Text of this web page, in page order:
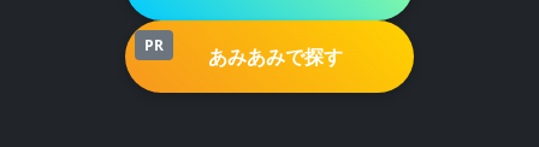
PR あみあみで探す